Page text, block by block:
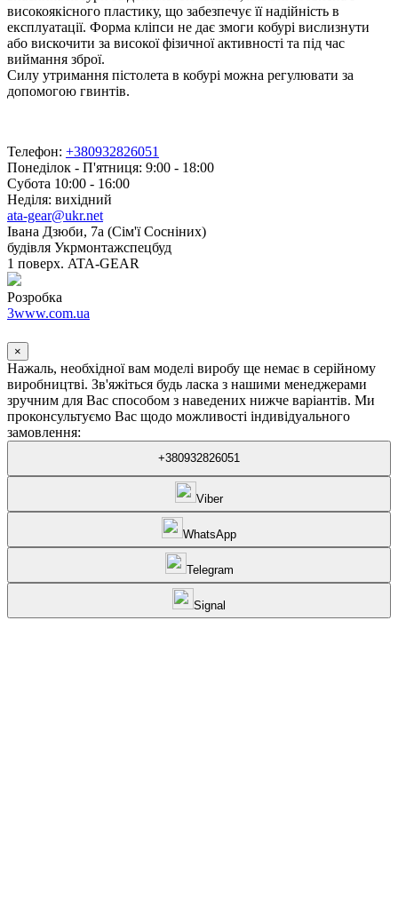
високоякісного пластику, що забезпечує її надійність в
експлуатації. Форма кліпси не дає змоги кобурі вислизнути
або вискочити за високої фізичної активності та під час
виймання зброї.
Силу утримання пістолета в кобурі можна регулювати за
допомогою гвинтів.
Телефон: +380932826051
Понеділок - П'ятниця: 9:00 - 18:00
Субота 10:00 - 16:00
Неділя: вихідний
ata-gear@ukr.net
Івана Дзюби, 7а (Сім'ї Сосніних)
будівля Укрмонтажспецбуд
1 поверх. ATA-GEAR
Розробка
3www.com.ua
×
Нажаль, необхідної вам моделі виробу ще немає в серійному
виробництві. Зв'яжіться будь ласка з нашими менеджерами
зручним для Вас способом з наведених нижче варіантів. Ми
проконсультуємо Вас щодо можливості індивідуального
замовлення:
+380932826051
Viber
WhatsApp
Telegram
Signal